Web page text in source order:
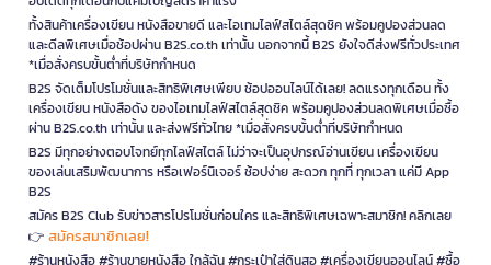
ทั้งสินค้าเครื่องเขียน หนังสือขายดี และไอเทมไลฟ์สไตล์สุดชิค พร้อมคูปองส่วนลด
และดีลพิเศษเมื่อช้อปผ่าน B2S.co.th เท่านั้น นอกจากนี้ B2S ยังใจดีส่งฟรีทั่วประเทศ
*เมื่อสั่งครบขั้นต่ำที่บริษัทกำหนด
B2S จัดเต็มโปรโมชั่นและสิทธิพิเศษเพียบ ช้อปออนไลน์ได้เลย! ลดแรงทุกเดือน ทั้ง
เครื่องเขียน หนังสือดัง ของไอเทมไลฟ์สไตล์สุดชิค พร้อมคูปองส่วนลดพิเศษเมื่อซื้อ
ผ่าน B2S.co.th เท่านั้น และส่งฟรีทั่วไทย *เมื่อสั่งครบขั้นต่ำที่บริษัทกำหนด
B2S มีทุกอย่างตอบโจทย์ทุกไลฟ์สไตล์ ไม่ว่าจะเป็นอุปกรณ์อ่านเขียน เครื่องเขียน
ของเล่นเสริมพัฒนาการ หรือเฟอร์นิเจอร์ ช้อปง่าย สะดวก ทุกที่ ทุกเวลา แค่มี App
B2S
สมัคร B2S Club รับข่าวสารโปรโมชั่นก่อนใคร และสิทธิพิเศษเฉพาะสมาชิก! คลิกเลย
👉 สมัครสมาชิกเลย!
#ร้านหนังสือ #ร้านขายหนังสือ ใกล้ฉัน #กระเป๋าใส่ดินสอ #เครื่องเขียนออนไลน์ #ซื้อ